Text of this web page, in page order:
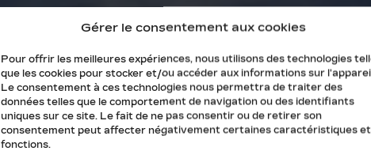
Gérer le consentement aux cookies
Pour offrir les meilleures expériences, nous utilisons des technologies
que les cookies pour stocker et/ou accéder aux informations sur
Le consentement à ces technologies nous permettra de traiter des
données telles que le comportement de navigation ou des identifiants
uniques sur ce site. Le fait de ne pas consentir ou de retirer son
consentement peut affecter négativement certaines caractéristiques et
fonctions.